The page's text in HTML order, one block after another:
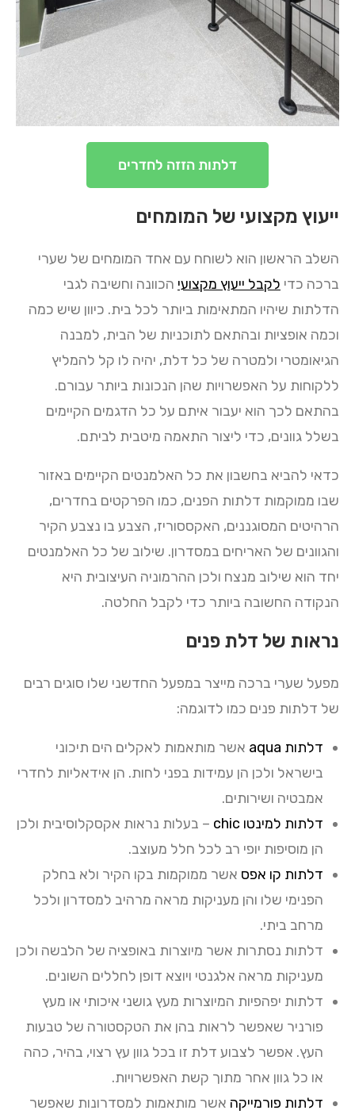
דלתות הזזה לחדרים
ייעוץ מקצועי של המומחים
השלב הראשון הוא לשוחח עם אחד המומחים של שערי
ברכה כדי לקבל ייעוץ מקצועי הכוונה וחשיבה לגבי
הדלתות שיהיו המתאימות ביותר לכל בית. כיוון שיש כמה
וכמה אופציות ובהתאם לתוכניות של הבית, למבנה
הגיאומטרי ולמטרה של כל דלת, יהיה לו קל להמליץ
ללקוחות על האפשרויות שהן הנכונות ביותר עבורם.
בהתאם לכך הוא יעבור איתם על כל הדגמים הקיימים
בשלל גוונים, כדי ליצור התאמה מיטבית לביתם.
כדאי להביא בחשבון את כל האלמנטים הקיימים באזור
שבו ממוקמות דלתות הפנים, כמו הפרקטים בחדרים,
הרהיטים המסוגננים, האקססוריז, הצבע בו נצבע הקיר
והגוונים של האריחים במסדרון. שילוב של כל האלמנטים
יחד הוא שילוב מנצח ולכן ההרמוניה העיצובית היא
הנקודה החשובה ביותר כדי לקבל החלטה.
נראות של דלת פנים
מפעל שערי ברכה מייצר במפעל החדשני שלו סוגים רבים
של דלתות פנים כמו לדוגמה:
דלתות aqua
אשר מותאמות לאקלים הים תיכוני
בישראל ולכן הן עמידות בפני לחות. הן אידאליות לחדרי
אמבטיה ושירותים.
דלתות למינטו chic
– בעלות נראות אקסקלוסיבית ולכן
הן מוסיפות יופי רב לכל חלל מעוצב.
דלתות קו אפס אשר ממוקמות בקו הקיר ולא בחלק
הפנימי שלו והן מעניקות מראה מרהיב למסדרון ולכל
מרחב ביתי.
דלתות נסתרות אשר מיוצרות באופציה של הלבשה ולכן
מעניקות מראה אלגנטי ויוצא דופן לחללים השונים.
דלתות יפהפיות המיוצרות מעץ גושני איכותי או מעץ
פורניר שאפשר לראות בהן את הטקסטורה של טבעות
העץ. אפשר לצבוע דלת זו בכל גוון עץ רצוי, בהיר, כהה
או כל גוון אחר מתוך קשת האפשרויות.
דלתות פורמייקה אשר מותאמות למסדרונות שאפשר